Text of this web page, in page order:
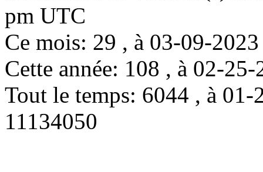
pm UTC
Ce mois: 29 , à 03-09-
Cette année: 108 , à 02-
Tout le temps: 6044 , à
11134050